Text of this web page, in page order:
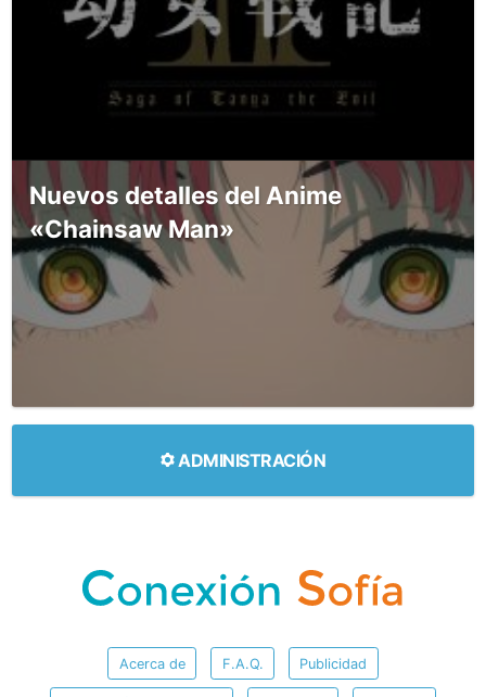
Nuevos detalles del Anime
«Chainsaw Man»
ADMINISTRACIÓN
Acerca de F.A.Q. Publicidad